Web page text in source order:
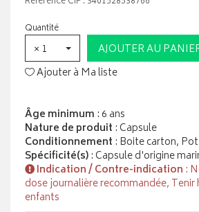
Quantité
× 1
AJOUTER AU
Ajouter à Ma liste
Âge minimum : 6 ans
Nature de produit : Capsule
Conditionnement : Boite carton,
Spécificité(s): Capsule d'origine
Indication / Contre-indication :
dose journalière recommandée,
enfants